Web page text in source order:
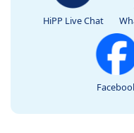
HiPP Live Chat